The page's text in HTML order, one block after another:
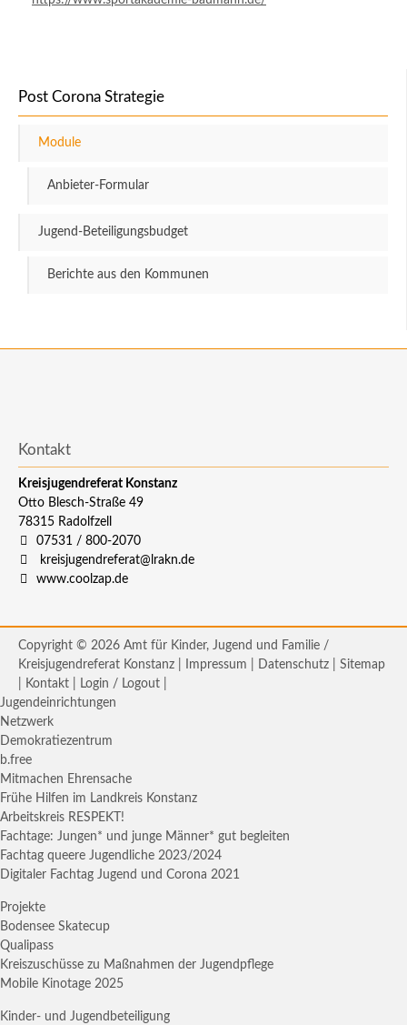
Post Corona Strategie
Module
Anbieter-Formular
Jugend-Beteiligungsbudget
Berichte aus den Kommunen
Kontakt
Kreisjugendreferat Konstanz
Otto Blesch-Straße 49
78315 Radolfzell
07531 / 800-2070
kreisjugendreferat@lrakn.de
www.coolzap.de
Copyright © 2026 Amt für Kinder, Jugend und Familie /
Kreisjugendreferat Konstanz |
Impressum Datenschutz
Sitemap
Kontakt Login / Logout
Jugendeinrichtungen
Netzwerk
Demokratiezentrum
b.free
Mitmachen Ehrensache
Frühe Hilfen im Landkreis Konstanz
Arbeitskreis RESPEKT!
Fachtage: Jungen* und junge Männer* gut begleiten
Fachtag queere Jugendliche 2023/2024
Digitaler Fachtag Jugend und Corona 2021
Projekte
Bodensee Skatecup
Qualipass
Kreiszuschüsse zu Maßnahmen der Jugendpflege
Mobile Kinotage 2025
Kinder- und Jugendbeteiligung